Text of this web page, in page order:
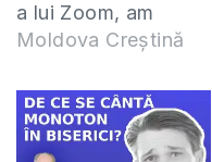
a lui Zoom, am
observat că
funcționalitate nouă
numită Facebook
Rooms, are cam
Moldova Creștină